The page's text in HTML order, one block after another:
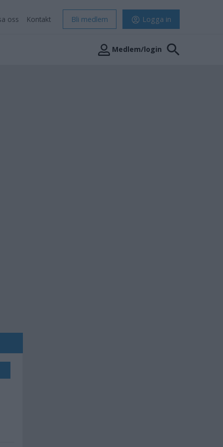
oss Kontakt Bli medlem Logga in
Medlem/login